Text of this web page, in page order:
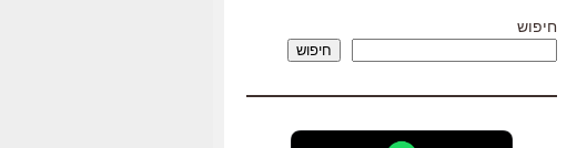
שמע.
חיפוש
חיפוש